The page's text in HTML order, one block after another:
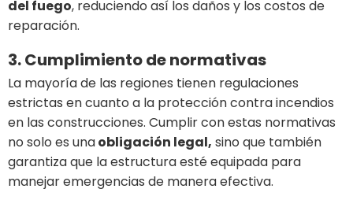
del fuego, reduciendo así los daños y los costos de
reparación.
3. Cumplimiento de normativas
La mayoría de las regiones tienen regulaciones
estrictas en cuanto a la protección contra incendios
en las construcciones. Cumplir con estas normativas
no solo es unaobligación legal, sino que también
garantiza que la estructura esté equipada para
manejar emergencias de manera efectiva.